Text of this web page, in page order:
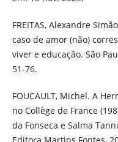
FREITAS, Alexandre
caso de amor (não)
viver e educação. São
51-76.
FOUCAULT, Michel. A
no Collège de France
da Fonseca e Salma